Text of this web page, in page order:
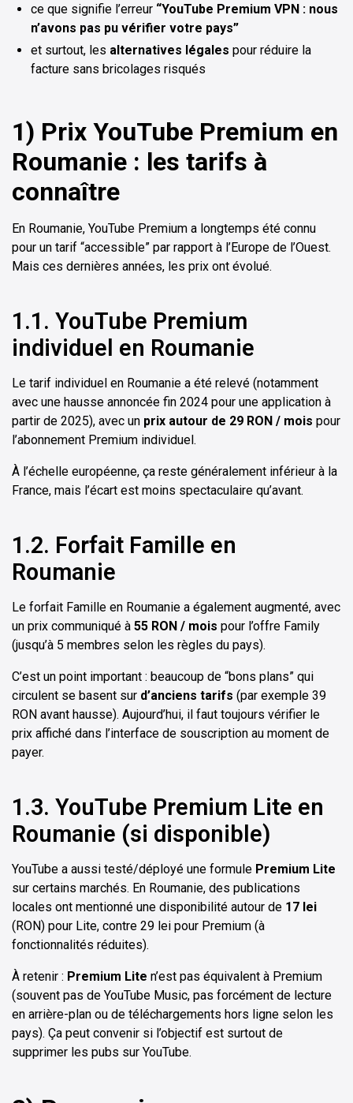
ce que signifie l’erreur “YouTube Premium VPN : nous
n’avons pas pu vérifier votre pays”
et surtout, les alternatives légales pour réduire la
facture sans bricolages risqués
1) Prix YouTube Premium en
Roumanie : les tarifs à
connaître
En Roumanie, YouTube Premium a longtemps été connu
pour un tarif “accessible” par rapport à l’Europe de l’Ouest.
Mais ces dernières années, les prix ont évolué.
1.1. YouTube Premium
individuel en Roumanie
Le tarif individuel en Roumanie a été relevé (notamment
avec une hausse annoncée fin 2024 pour une application à
partir de 2025), avec un prix autour de 29 RON / mois pour
l’abonnement Premium individuel.
À l’échelle européenne, ça reste généralement inférieur à la
France, mais l’écart est moins spectaculaire qu’avant.
1.2. Forfait Famille en
Roumanie
Le forfait Famille en Roumanie a également augmenté, avec
un prix communiqué à 55 RON / mois pour l’offre Family
(jusqu’à 5 membres selon les règles du pays).
C’est un point important : beaucoup de “bons plans” qui
circulent se basent sur d’anciens tarifs (par exemple 39
RON avant hausse). Aujourd’hui, il faut toujours vérifier le
prix affiché dans l’interface de souscription au moment de
payer.
1.3. YouTube Premium Lite en
Roumanie (si disponible)
YouTube a aussi testé/déployé une formule Premium Lite
sur certains marchés. En Roumanie, des publications
locales ont mentionné une disponibilité autour de 17 lei
(RON) pour Lite, contre 29 lei pour Premium (à
fonctionnalités réduites).
À retenir : Premium Lite n’est pas équivalent à Premium
(souvent pas de YouTube Music, pas forcément de lecture
en arrière-plan ou de téléchargements hors ligne selon les
pays). Ça peut convenir si l’objectif est surtout de
supprimer les pubs sur YouTube.